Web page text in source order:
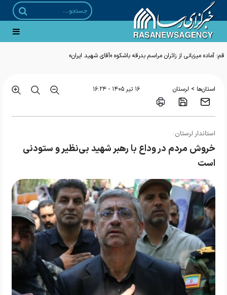
قم؛ آماده میزبانی از زائران مراسم بدرقه باشکوه «آقای شهید ایران»
استان‌ها > لرستان ۱۶ تير ۱۴۰۵ - ۱۶:۲۴
استاندار لرستان:
خروش مردم در وداع با رهبر شهید بی‌نظیر و ستودنی
است